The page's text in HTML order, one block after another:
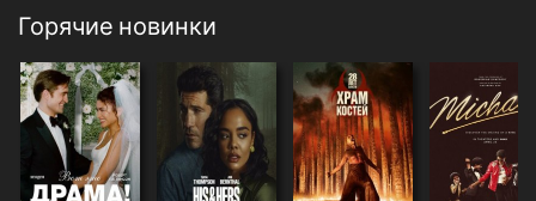
Горячие новинки